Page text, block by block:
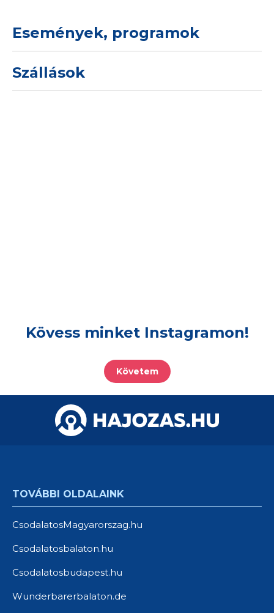
Események, programok
Szállások
Kövess minket Instagramon!
Követem
TOVÁBBI OLDALAINK
CsodalatosMagyarorszag.hu
Csodalatosbalaton.hu
Csodalatosbudapest.hu
Wunderbarerbalaton.de